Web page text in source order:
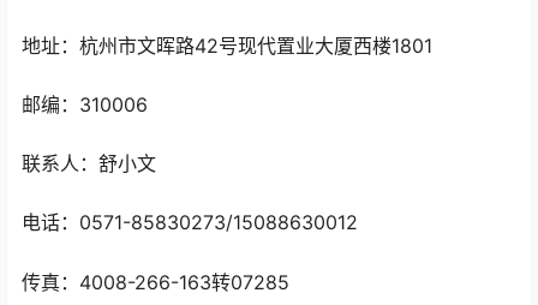
地址：杭州市文晖路42号现代置业大厦西楼1801
邮编：310006
联系人：舒小文
电话：0571-85830273/15088630012
传真：4008-266-163转07285